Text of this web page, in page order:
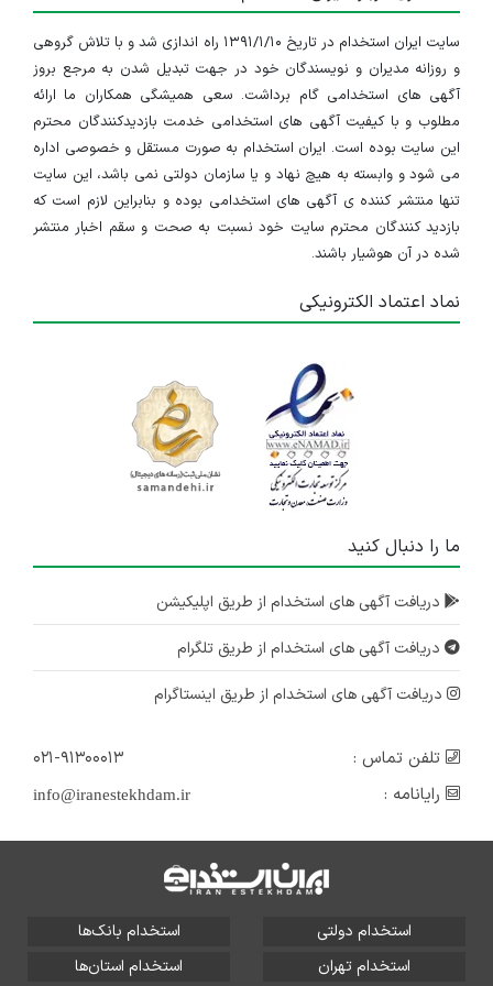
سایت ایران استخدام در تاریخ ۱۳۹۱/۱/۱۰ راه اندازی شد و با تلاش گروهی
و روزانه مدیران و نویسندگان خود در جهت تبدیل شدن به مرجع بروز
آگهی های استخدامی گام برداشت. سعی همیشگی همکاران ما ارائه
مطلوب و با کیفیت آگهی های استخدامی خدمت بازدیدکنندگان محترم
این سایت بوده است. ایران استخدام به صورت مستقل و خصوصی اداره
می شود و وابسته به هیچ نهاد و یا سازمان دولتی نمی باشد، این سایت
تنها منتشر کننده ی آگهی های استخدامی بوده و بنابراین لازم است که
بازدید کنندگان محترم سایت خود نسبت به صحت و سقم اخبار منتشر
شده در آن هوشیار باشند.
نماد اعتماد الکترونیکی
ما را دنبال کنید
دریافت آگهی های استخدام از طریق اپلیکیشن
دریافت آگهی های استخدام از طریق تلگرام
دریافت آگهی های استخدام از طریق اینستاگرام
تلفن تماس :
۰۲۱-۹۱۳۰۰۰۱۳
رایانامه :
info@iranestekhdam.ir
استخدام دولتی
استخدام بانک‌ها
استخدام تهران
استخدام استان‌ها